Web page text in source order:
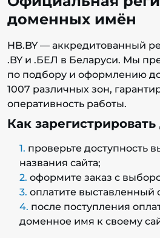
доменных имён
HB.BY — аккредитованный
.BY и .БЕЛ в Беларуси. Мы
по подбору и оформлению
1007 различных зон,
оперативность работы.
Как
проверьте доступность
названия сайта;
оформите заказ с
оплатите выставленный
после поступления
доменное имя к своему